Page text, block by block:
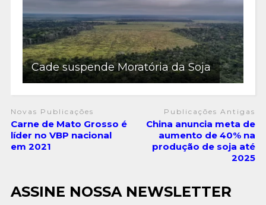
Cade suspende Moratória da Soja
Novas Publicações
Carne de Mato Grosso é
líder no VBP nacional
em 2021
Publicações Antigas
China anuncia meta de
aumento de 40% na
produção de soja até
2025
ASSINE NOSSA NEWSLETTER